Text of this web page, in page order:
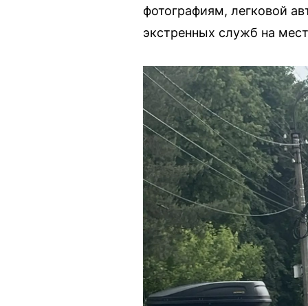
фотографиям, легковой
экстренных служб на